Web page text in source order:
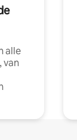
alle
van